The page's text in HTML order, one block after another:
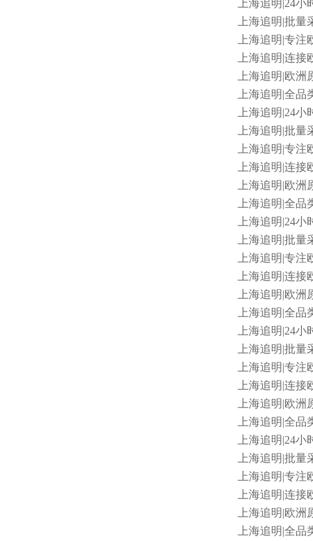
上海追明 |24小
上海追明|批量
上海追明|专注
上海追明|连接
上海追明|欧洲
上海追明|全品
上海追明|24小
上海追明|批量
上海追明|专注
上海追明|连接
上海追明|欧洲
上海追明|全品
上海追明|24小
上海追明|批量
上海追明|专注
上海追明|连接
上海追明|欧洲
上海追明|全品
上海追明|24小
上海追明|批量
上海追明|专注
上海追明|连接
上海追明|欧洲
上海追明|全品
上海追明|24小
上海追明|批量
上海追明|专注
上海追明|连接
上海追明|欧洲
上海追明|全品